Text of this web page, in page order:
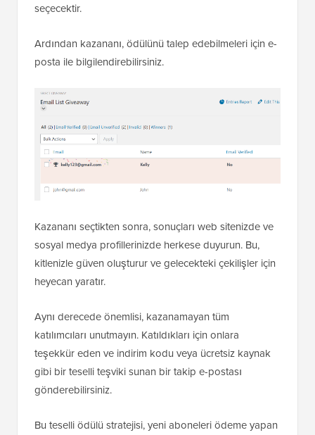
seçecektir.
Ardından kazananı, ödülünü talep edebilmeleri için e-
posta ile bilgilendirebilirsiniz.
Kazananı seçtikten sonra, sonuçları web sitenizde ve
sosyal medya profillerinizde herkese duyurun. Bu,
kitlenizle güven oluşturur ve gelecekteki çekilişler için
heyecan yaratır.
Aynı derecede önemlisi, kazanamayan tüm
katılımcıları unutmayın. Katıldıkları için onlara
teşekkür eden ve indirim kodu veya ücretsiz kaynak
gibi bir teselli teşviki sunan bir takip e-postası
gönderebilirsiniz.
Bu teselli ödülü stratejisi, yeni aboneleri ödeme yapan